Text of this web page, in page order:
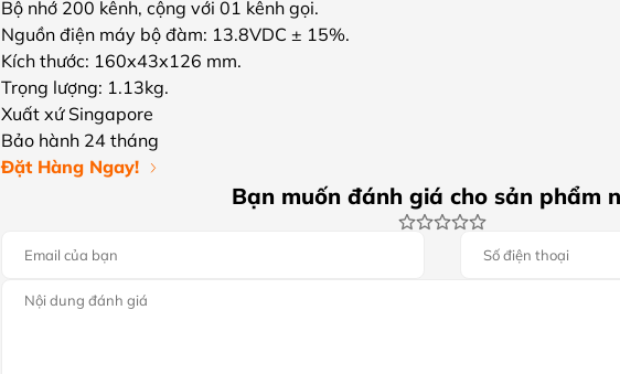
Bộ nhớ 200 kênh, cộng với 01 kênh gọi.
Nguồn điện máy bộ đàm: 13.8VDC ± 15%.
Kích thước: 160x43x126 mm.
Trọng lượng: 1.13kg.
Xuất xứ Singapore
Bảo hành 24 tháng
Đặt Hàng Ngay!
Bạn muốn đánh giá cho sản phẩm